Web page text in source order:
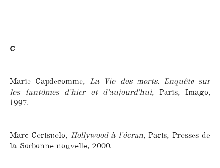
C
Marie Capdecomme, La Vie des morts. Enquête sur
les fantômes d’hier et d’aujourd’hui, Paris, Imago,
1997.
Marc Cerisuelo, Hollywood à l’écran, Paris, Presses de
la Sorbonne nouvelle, 2000.